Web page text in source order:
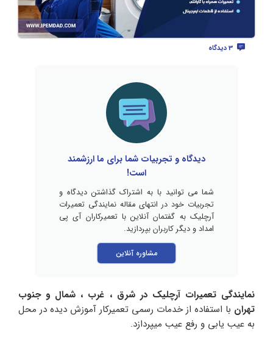
دیدگاه و تجربیات شما برای ما ارزشمند
است!
شما می توانید با به اشتراک گذاشتن دیدگاه و
تجربیات خود در انتهای مقاله نمایندگی تعمیرات
آرچلیک به گفتمان آنلاین با تعمیرکاران آی پی
امداد و دیگر کاربران بپردازید.
مشاوره آنلاین
نمایندگی تعمیرات آرچلیک در شرق ، غرب ، شمال و جنوب
تهران با استفاده از خدمات رسمی تعمیرکار آموزش دیده در محل
به عیب یابی و رفع عیب میپردازد.